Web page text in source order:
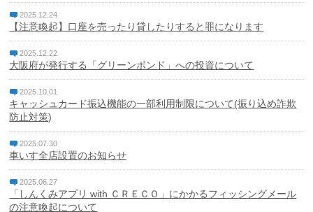
2025.12.24
【注意喚起】口座を売ったり貸したりすると罪になります
2025.12.22
大阪府が発行する「グリーンボンド」への投資について
2025.10.01
キャッシュカード振込機能の一部利用制限について(振り込め詐欺
防止対策)
2025.07.30
車いす全店設置のお知らせ
2025.06.27
「しんくみアプリ with ＣＲＥＣＯ」にかかるフィッシングメール
の注意喚起について